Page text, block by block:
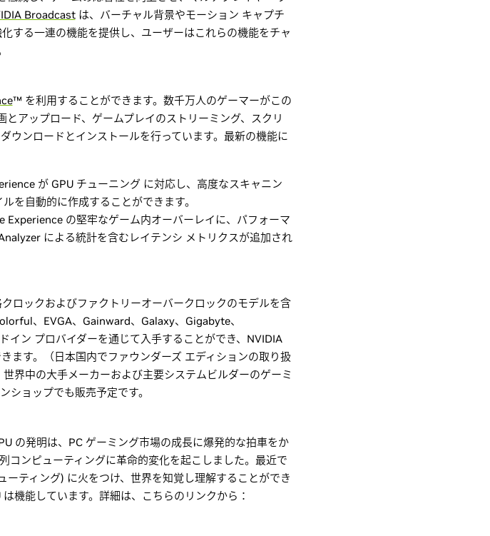
Broadcastは、バーチャル背景やモーション キャプチ
する一連の機能を提供し、ユーザーはこれらの機能をチャ
™ を利用することができます。数千万人のゲーマーがこの
アップロード、ゲームプレイのストリーミング、スクリ
ウンロードとインストールを行っています。最新の機能に
が GPU チューニング に対応し、高度なスキャニン
を自動的に作成することができます。
Experience の堅牢なゲーム内オーバーレイに、パフォーマ
による統計を含むレイテンシ メトリクスが追加され
ロックおよびファクトリーオーバークロックのモデルを含
、EVGA、Gainward、Galaxy、Gigabyte、
ン プロバイダーを通じて入手することができ、NVIDIA
ます。（日本国内でファウンダーズ エディションの取り扱
界中の大手メーカーおよび主要システムビルダーのゲーミ
ショップでも販売予定です。
の発明は、PC ゲーミング市場の成長に爆発的な拍車をか
コンピューティングに革命的変化を起こしました。最近で
ティング) に火をつけ、世界を知覚し理解することができ
機能しています。詳細は、こちらのリンクから：